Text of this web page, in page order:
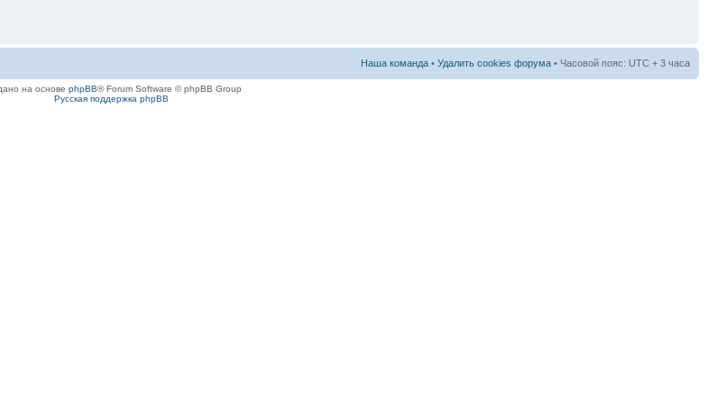
Наша команда • Удалить cookies форума • Часовой пояс: UTC + 3 часа
на основе phpBB® Forum Software © phpBB Group
Русская поддержка phpBB